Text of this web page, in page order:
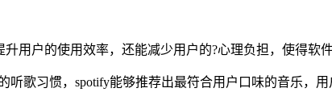
用户的使用效率，还能减少用户的?心理负担，使得软
歌习惯，spotify能够推荐出最符合用户口味的音乐，